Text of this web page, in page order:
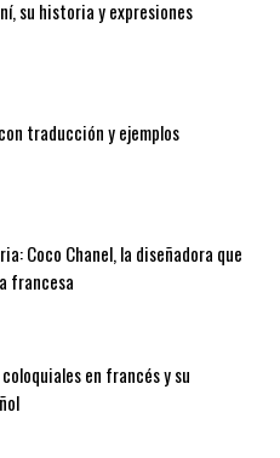
su historia y expresiones
traducción y ejemplos
Coco Chanel, la diseñadora que
francesa
en francés y su